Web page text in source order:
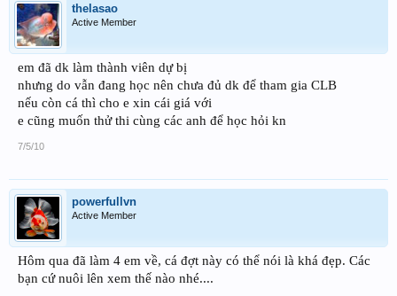
thelasao
Active Member
em đã dk làm thành viên dự bị
nhưng do vẫn đang học nên chưa đủ dk để tham gia CLB
nếu còn cá thì cho e xin cái giá với
e cũng muốn thử thi cùng các anh để học hỏi kn
7/5/10
powerfullvn
Active Member
Hôm qua đã làm 4 em về, cá đợt này có thể nói là khá đẹp. Các
bạn cứ nuôi lên xem thế nào nhé....